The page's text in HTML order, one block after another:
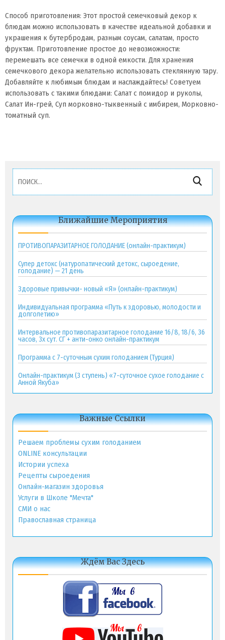
Способ приготовления: Этот простой семечковый декор к
блюдам можно использовать в качестве идеальной добавки и
украшения к бутербродам, разным соусам, салатам, просто
фруктам. Приготовление простое до невозможности:
перемешать все семечки в одной емкости. Для хранения
семечкового декора желательно использовать стеклянную тару.
Добавляйте к любимым блюдам и наслаждайтесь! Советуем
использовать с такими блюдами: Салат с помидор и руколы,
Салат Ин-грей, Суп морковно-тыквенный с имбирем, Морковно-
томатный суп.
Найти:
Ближайшие Мероприятия
ПРОТИВОПАРАЗИТАРНОЕ ГОЛОДАНИЕ (онлайн-практикум)
Супер детокс (натуропатический детокс, сыроедение,
голодание) — 21 день
Здоровые привычки- новый «Я» (онлайн-практикум)
Индивидуальная программа «Путь к здоровью, молодости и
долголетию»
Интервальное противопаразитарное голодание 16/8, 18/6, 36
часов, 3х сут. СГ + анти-онко онлайн-практикум
Программа с 7-суточным сухим голоданием (Турция)
Онлайн-практикум (3 ступень) «7-суточное сухое голодание с
Анной Якуба»
Важные Ссылки
Решаем проблемы сухим голоданием
ONLINE консультации
Истории успеха
Рецепты сыроедения
Онлайн-магазин здоровья
Услуги в Школе "Мечта"
СМИ о нас
Православная страница
Ждём Вас Здесь